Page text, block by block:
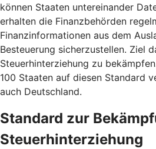
können Staaten untereinander
erhalten die Finanzbehörden
Finanzinformationen aus dem
Besteuerung sicherzustellen. Ziel
Steuerhinterziehung zu
100 Staaten auf diesen Standard
auch Deutschland.
Standard zur
Steuerhinterziehung